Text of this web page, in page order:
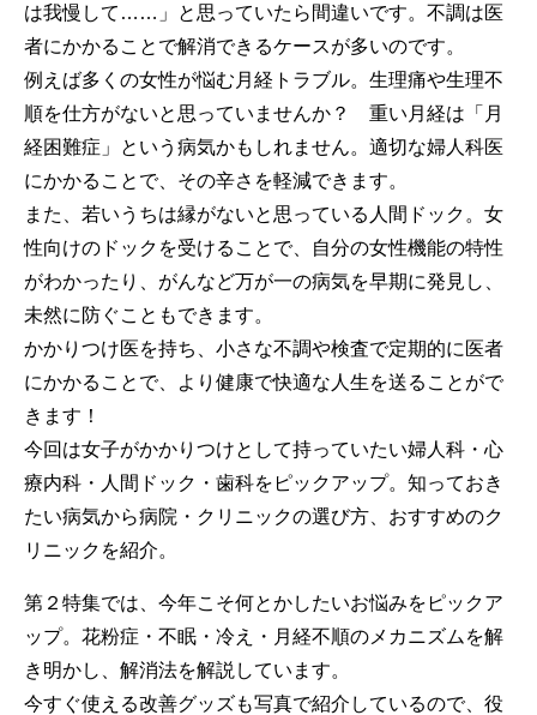
は我慢して……」と思っていたら間違いです。不調は医
者にかかることで解消できるケースが多いのです。
例えば多くの女性が悩む月経トラブル。生理痛や生理不
順を仕方がないと思っていませんか？ 重い月経は「月
経困難症」という病気かもしれません。適切な婦人科医
にかかることで、その辛さを軽減できます。
また、若いうちは縁がないと思っている人間ドック。女
性向けのドックを受けることで、自分の女性機能の特性
がわかったり、がんなど万が一の病気を早期に発見し、
未然に防ぐこともできます。
かかりつけ医を持ち、小さな不調や検査で定期的に医者
にかかることで、より健康で快適な人生を送ることがで
きます！
今回は女子がかかりつけとして持っていたい婦人科・心
療内科・人間ドック・歯科をピックアップ。知っておき
たい病気から病院・クリニックの選び方、おすすめのク
リニックを紹介。
第２特集では、今年こそ何とかしたいお悩みをピックア
ップ。花粉症・不眠・冷え・月経不順のメカニズムを解
き明かし、解消法を解説しています。
今すぐ使える改善グッズも写真で紹介しているので、役